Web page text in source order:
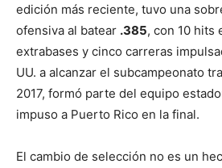
edición más reciente, tuvo una
ofensiva al batear .385, con 10 hits
extrabases y cinco carreras
UU. a alcanzar el subcampeonato
2017, formó parte del equipo
impuso a Puerto Rico en la final.
El cambio de selección no es un